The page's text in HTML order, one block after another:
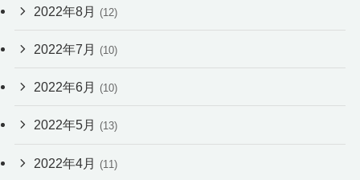
2022年8月 (12)
2022年7月 (10)
2022年6月 (10)
2022年5月 (13)
2022年4月 (11)